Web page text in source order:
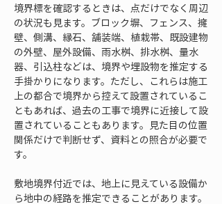
境界標を確認するときは、点だけでなく周辺
の状況も見ます。ブロック塀、フェンス、擁
壁、側溝、縁石、舗装端、植栽帯、既設建物
の外壁、屋外設備、雨水桝、排水桝、量水
器、引込柱などは、境界や埋設物を推定する
手掛かりになります。ただし、これらは施工
上の都合で境界から控えて設置されているこ
ともあれば、過去の工事で境界に近接して設
置されていることもあります。見た目の位置
関係だけで判断せず、資料との照合が必要で
す。
敷地境界付近では、地上に見えている設備か
ら地中の経路を推定できることがあります。